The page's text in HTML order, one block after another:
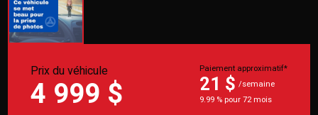
Prix du véhicule
4 999 $
Paiement approximatif*
21 $ /semaine
9.99 % pour 72 mois